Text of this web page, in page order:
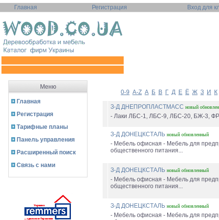
Главная Регистрация Вход для
Меню
Главная
Регистрация
Тарифные планы
Панель управления
Расширенный поиск
Связь с нами
0-9 A-Z А Б В Г Д Е Ё Ж З И К
З-Д ДНЕПРОПЛАСТМАСС новый
- Лаки ЛБС-1, ЛБС-9, ЛБС-20, БЖ-3,
З-Д ДОНЕЦКСТАЛЬ новый обновленный
- Мебель офисная - Мебель для
общественного питания...
З-Д ДОНЕЦКСТАЛЬ новый обновленный
- Мебель офисная - Мебель для
общественного питания...
З-Д ДОНЕЦКСТАЛЬ новый обновленный
- Мебель офисная - Мебель для